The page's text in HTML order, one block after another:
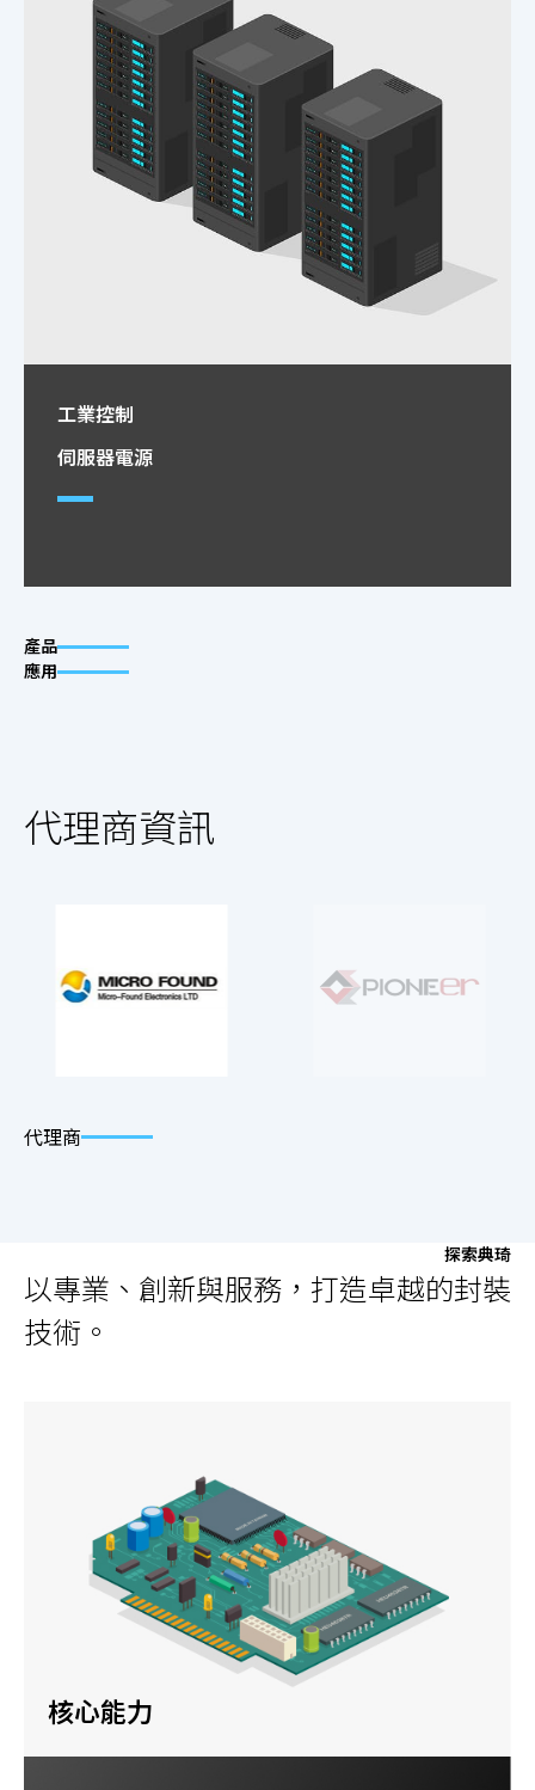
工業控制
伺服器電源
更多
產品
應用
代理商資訊
代理商
以專業、創新與服務，打造卓越的封裝
技術。
探索典琦
核心能力